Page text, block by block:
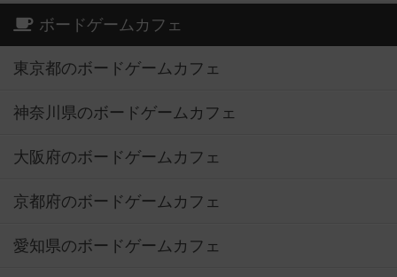
ボードゲームカフェ
東京都のボードゲームカフェ
神奈川県のボードゲームカフェ
大阪府のボードゲームカフェ
京都府のボードゲームカフェ
愛知県のボードゲームカフェ